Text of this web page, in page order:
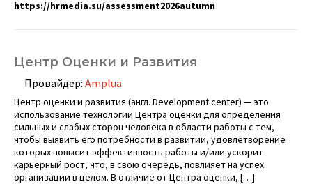
https://hrmedia.su/assessment2026autumn
Центр Оценки и Развития
Провайдер: Amplua
Центр оценки и развития (англ. Development center) — это
использование технологии Центра оценки для определения
сильных и слабых сторон человека в области работы с тем,
чтобы выявить его потребности в развитии, удовлетворение
которых повысит эффективность работы и/или ускорит
карьерный рост, что, в свою очередь, повлияет на успех
организации в целом. В отличие от Центра оценки, […]